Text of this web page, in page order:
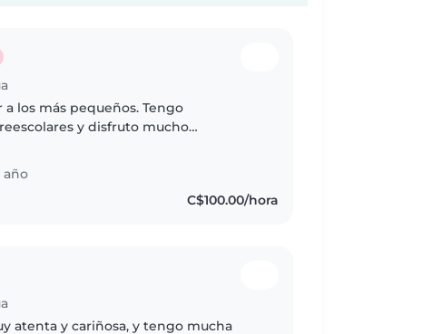
los más pequeños. Tengo
y disfruto mucho
crear un ambiente..
año
C$100.00/hora
atenta y cariñosa, y tengo mucha